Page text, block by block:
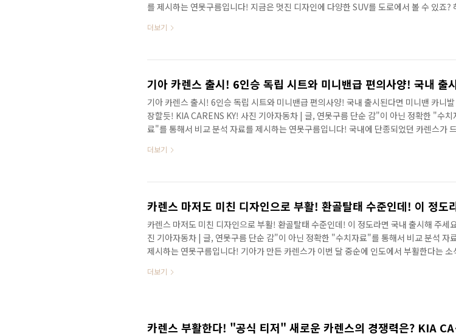
를 제시하는 연못구름입니다! 지금은 멋진 디자인에 다양한 SUV를 도로에서 볼 수 있죠?
SUV이었다면 셀토스의 등장은 기준 자체를 바꾸게 만들었는데, 출시와 함께 소형 SUV 대
세부적인 정보를 확인할 수 있습니다. 안녕하세요? 연못구름입니다. 올해가 며칠 남지 않
더보기
기아 카렌스 출시! 6인승 독립 시트와 미니밴급 편의사양! 국내 출시된다면 미니밴 카니
장할듯! KIA CARENS KY! 사진 기아자동차 | 글, 연못구름 단순 감"이 아닌 정확한 "수치
료"를 통해서 비교 분석 자료를 제시하는 연못구름입니다! 국내에 단종되었던 카렌스가
나볼게요! 안녕하세요? 연못구름입니다. 실용성을 앞세운 기아 카렌스가 국내 시장에서
12월 16일 인도 시장에서 카렌스가 공개되었습니다. 익숙한 카렌스의 이름은 자동차의
더보기
카렌스 마저도 미친 디자인으로 부활! 환골탈태 수준인데! 이 정도라면 국내 출시해 주세
진 기아자동차 | 글, 연못구름 단순 감"이 아닌 정확한 "수치자료"를 통해서 비교 분석 자
제시하는 연못구름입니다! 기아가 만든 카렌스가 이번 달 중순에 인도에서 부활한다는 소
가 공개되었는데요. 두 번째 티저입니다. 디자인을 완전하게 알아볼 수 있네요! # 하단 영상
더보기
카렌